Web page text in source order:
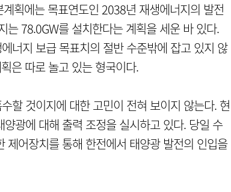
획에는 목표연도인 2038년 재생에너지의 발전
78.0GW를 설치한다는 계획을 세운 바 있다.
너지 보급 목표치의 절반 수준밖에 잡고 있지 않
은 따로 놀고 있는 형국이다.
할 것이지에 대한 고민이 전혀 보이지 않는다. 현
광에 대해 출력 조정을 실시하고 있다. 당일 수
어장치를 통해 한전에서 태양광 발전의 인입을